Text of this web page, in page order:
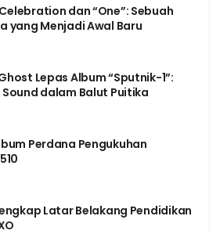
dan “One”: Sebuah
yang Menjadi Awal Baru
Lepas Album “Sputnik-1”:
Sound dalam Balut Puitika
Perdana Pengukuhan
Latar Belakang Pendidikan